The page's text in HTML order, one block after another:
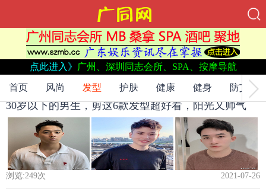
点此进入》 广州、深圳同志会所、SPA、按摩导航
首页 风尚 发型 护肤 健康 健身 防艾
当前位置：网站首页->
30岁以下的男生，剪这6款发型超好看，阳光又帅气
浏览:249次 2021-07-26